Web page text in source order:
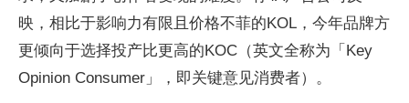
映，相比于影响力有限且价格不菲的KOL，今年品牌方
更倾向于选择投产比更高的KOC（英文全称为「Key
Opinion Consumer」，即关键意见消费者）。